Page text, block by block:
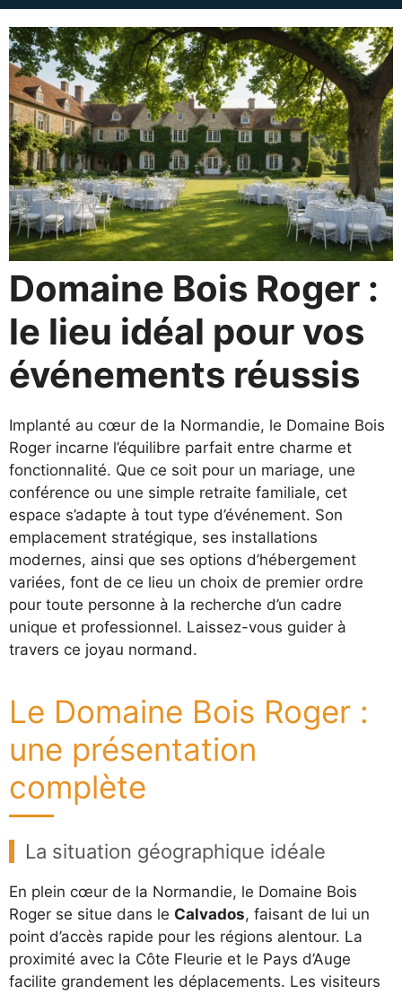
Domaine Bois Roger :
le lieu idéal pour vos
événements réussis
Implanté au cœur de la Normandie, le Domaine Bois
Roger incarne l’équilibre parfait entre charme et
fonctionnalité. Que ce soit pour un mariage, une
conférence ou une simple retraite familiale, cet
espace s’adapte à tout type d’événement. Son
emplacement stratégique, ses installations
modernes, ainsi que ses options d’hébergement
variées, font de ce lieu un choix de premier ordre
pour toute personne à la recherche d’un cadre
unique et professionnel. Laissez-vous guider à
travers ce joyau normand.
Le Domaine Bois Roger :
une présentation
complète
La situation géographique idéale
En plein cœur de la Normandie, le Domaine Bois
Roger se situe dans le Calvados, faisant de lui un
point d’accès rapide pour les régions alentour. La
proximité avec la Côte Fleurie et le Pays d’Auge
facilite grandement les déplacements. Les visiteurs